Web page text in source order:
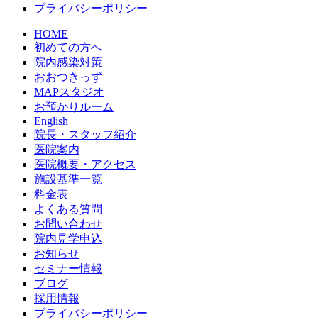
プライバシーポリシー
HOME
初めての方へ
院内感染対策
おおつきっず
MAPスタジオ
お預かりルーム
English
院長・スタッフ紹介
医院案内
医院概要・アクセス
施設基準一覧
料金表
よくある質問
お問い合わせ
院内見学申込
お知らせ
セミナー情報
ブログ
採用情報
プライバシーポリシー